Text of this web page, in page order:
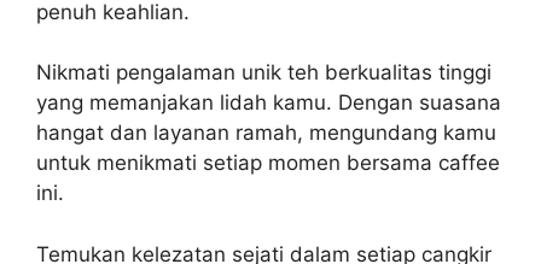
penuh keahlian.
Nikmati pengalaman unik teh berkualitas tinggi
yang memanjakan lidah kamu. Dengan suasana
hangat dan layanan ramah, mengundang kamu
untuk menikmati setiap momen bersama caffee
ini.
Temukan kelezatan sejati dalam setiap cangkir